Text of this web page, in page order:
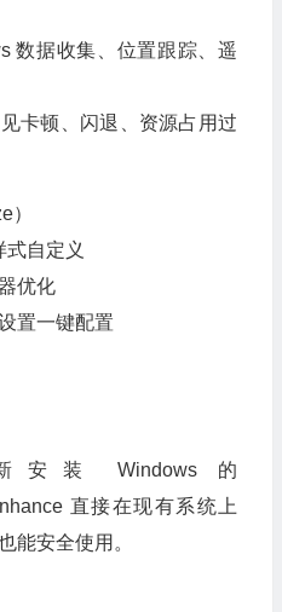
数据收集、位置跟踪、遥
卡顿、闪退、资源占用过
）
式自定义
优化
置一键配置
装 Windows 的
直接在现有系统上
能安全使用。